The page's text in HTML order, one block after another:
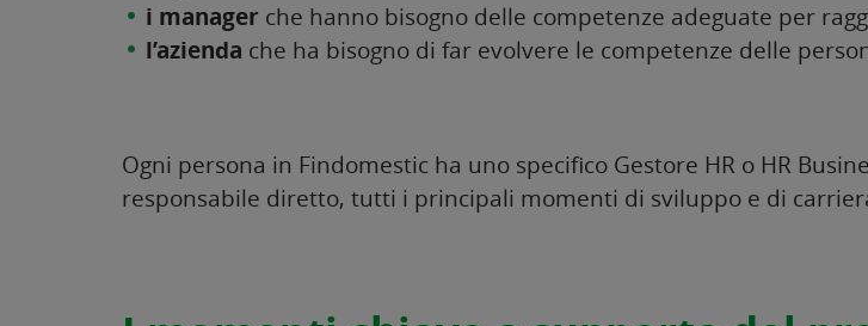
i manager che hanno bisogno delle competenze adeguate per
l’azienda che ha bisogno di far evolvere le competenze delle
Ogni persona in Findomestic ha uno specifico Gestore HR o HR
responsabile diretto, tutti i principali momenti di sviluppo e di